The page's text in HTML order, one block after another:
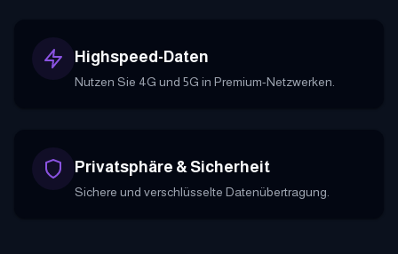
Highspeed-Daten
Nutzen Sie 4G und 5G in Premium-Netzwerken.
Privatsphäre & Sicherheit
Sichere und verschlüsselte Datenübertragung.